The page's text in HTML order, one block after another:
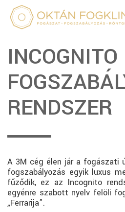
INCOGNITO
RENDSZER
A 3M cég élen jár a fogászati
fogszabályozás egyik luxus
fűződik, ez az Incognito
egyénre szabott nyelv felöli
„Ferrarija”.